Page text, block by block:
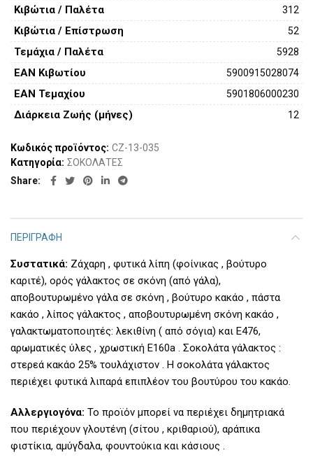
Κιβώτια / Παλέτα 312
Κιβώτια / Επίστρωση 52
Τεμάχια / Παλέτα 5928
EAN Κιβωτίου 5900915028074
ΕΑΝ Τεμαχίου 5901806000230
Διάρκεια Ζωής (μήνες) 12
Κωδικός προϊόντος: CZ-13-035
Κατηγορία: ΣΟΚΟΛΑΤΕΣ
Share
ΠΕΡΙΓΡΑΦΉ
Συστατικά: Zάχαρη , φυτικά λίπη (φοίνικας , βούτυρο
καριτέ), ορός γάλακτος σε σκόνη (από γάλα),
αποβουτυρωμένο γάλα σε σκόνη , βούτυρο κακάο , πάστα
κακάο , λίπος γάλακτος , αποβουτυρωμένη σκόνη κακάο ,
γαλακτωματοποιητές: λεκιθίνη ( από σόγια) και Ε476,
αρωματικές ύλες , χρωστική Ε160a . Σοκολάτα γάλακτος :
στερεά κακάο 25% τουλάχιστον . Η σοκολάτα γάλακτος
περιέχει φυτικά λιπαρά επιπλέον του βουτύρου του κακάο.
Αλλεργιογόνα: Το προϊόν μπορεί να περιέχει δημητριακά
που περιέχουν γλουτένη (σίτου , κριθαριού), αράπικα
φιστίκια, αμύγδαλα, φουντούκια και κάσιους .